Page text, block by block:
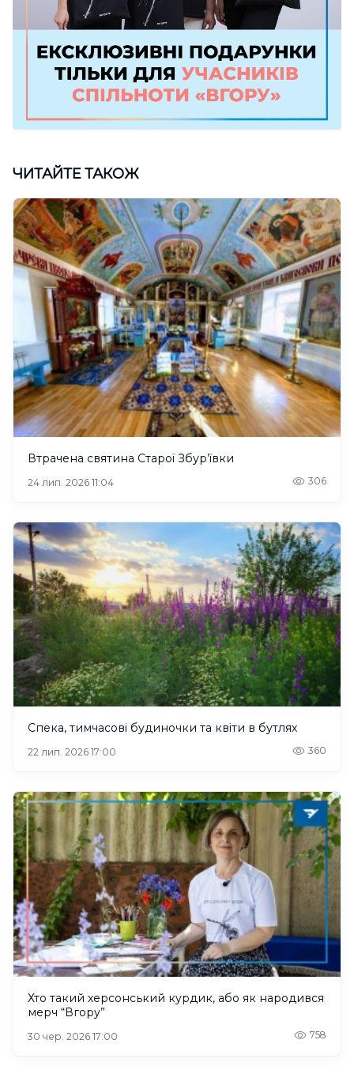
ЧИТАЙТЕ ТАКОЖ
Втрачена святина Старої Збур’ївки
24 лип. 2026 11:04 306
Спека, тимчасові будиночки та квіти в бутлях
22 лип. 2026 17:00 360
Хто такий херсонський курдик, або як народився
мерч “Вгору”
30 чер. 2026 17:00 758